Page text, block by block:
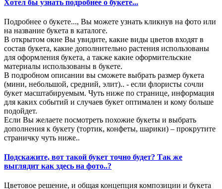
Хотел бы узнать подробнее о букете...
Подробнее о букете..., Вы можете узнать кликнув на фото или
на название букета в каталоге.
В открытом окне Вы увидите, какие виды цветов входят в
состав букета, какие дополнительно растения использованы
для оформления букета, а также какие оформительские
материалы использованы в букете.
В подробном описании вы сможете выбрать размер букета
(мини, небольшой, средний, элит).. - если флористы сочли
букет масштабируемым. Чуть ниже по странице, информация
для каких событий и случаев букет оптимален и кому больше
подойдет.
Если Вы желаете посмотреть похожие букеты и выбрать
дополнения к букету (тортик, конфеты, шарики) – прокрутите
страничку чуть ниже..
Подскажите, вот такой букет точно будет? Так же
выглядит как здесь на фото..?
Цветовое решение, и общая концепция композиции и букета